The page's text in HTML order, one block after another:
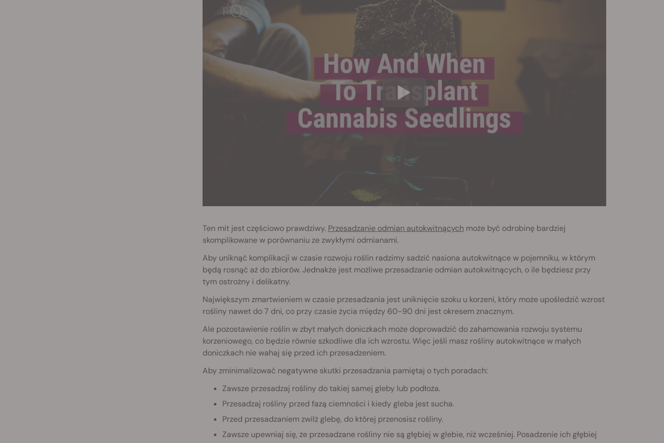
Ten mit jest częściowo prawdziwy. Przesadzanie odmian autokwitnących może być odrobinę bardziej
skomplikowane w porównaniu ze zwykłymi odmianami.
Aby uniknąć komplikacji w czasie rozwoju roślin radzimy sadzić nasiona autokwitnące w pojemniku, w którym
będą rosnąć aż do zbiorów. Jednakże jest możliwe przesadzanie odmian autokwitnących, o ile będziesz przy
tym ostrożny i delikatny.
Największym zmartwieniem w czasie przesadzania jest uniknięcie szoku u korzeni, który może upośledzić wzrost
rośliny nawet do 7 dni, co przy czasie życia między 60-90 dni jest okresem znacznym.
Ale pozostawienie roślin w zbyt małych doniczkach może doprowadzić do zahamowania rozwoju systemu
korzeniowego, co będzie równie szkodliwe dla ich wzrostu. Więc jeśli masz rośliny autokwitnące w małych
doniczkach nie wahaj się przed ich przesadzeniem.
Aby zminimalizować negatywne skutki przesadzania pamiętaj o tych poradach:
Zawsze przesadzaj rośliny do takiej samej gleby lub podłoża.
Przesadzaj rośliny przed fazą ciemności i kiedy gleba jest sucha.
Przed przesadzaniem zwilż glebę, do której przenosisz rośliny.
Zawsze upewniaj się, że przesadzane rośliny nie są głębiej w glebie, niż wcześniej. Posadzenie ich głębiej